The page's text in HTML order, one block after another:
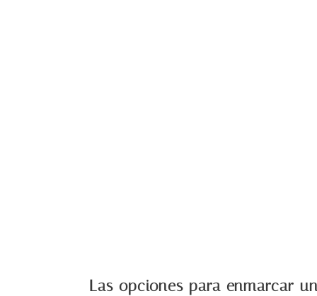
Las opciones para enmarcar